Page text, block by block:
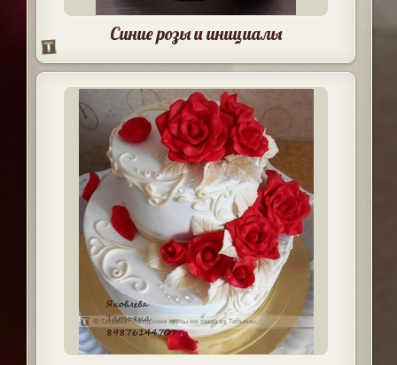
Синие розы и инициалы